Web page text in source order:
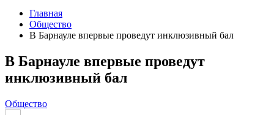
Главная
Общество
В Барнауле впервые проведут инклюзивный бал
В Барнауле впервые проведут
инклюзивный бал
Общество